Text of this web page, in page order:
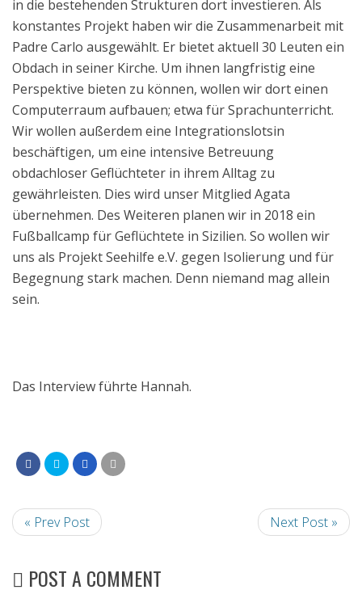
in die bestehenden Strukturen dort investieren. Als
konstantes Projekt haben wir die Zusammenarbeit mit
Padre Carlo ausgewählt. Er bietet aktuell 30 Leuten ein
Obdach in seiner Kirche. Um ihnen langfristig eine
Perspektive bieten zu können, wollen wir dort einen
Computerraum aufbauen; etwa für Sprachunterricht.
Wir wollen außerdem eine Integrationslotsin
beschäftigen, um eine intensive Betreuung
obdachloser Geflüchteter in ihrem Alltag zu
gewährleisten. Dies wird unser Mitglied Agata
übernehmen. Des Weiteren planen wir in 2018 ein
Fußballcamp für Geflüchtete in Sizilien. So wollen wir
uns als Projekt Seehilfe e.V. gegen Isolierung und für
Begegnung stark machen. Denn niemand mag allein
sein.
Das Interview führte Hannah.
« Prev Post Next Post »
POST A COMMENT